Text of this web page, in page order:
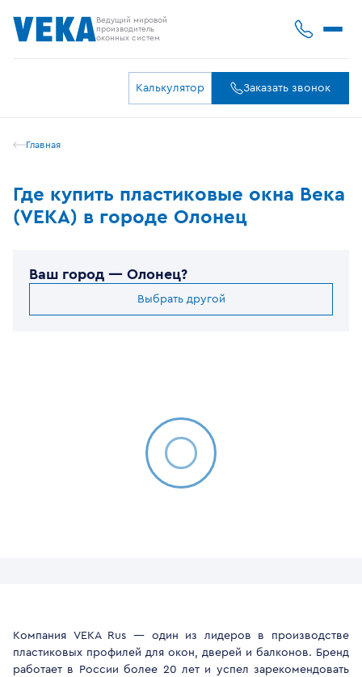
Ведущий мировой
производитель
оконных систем
Калькулятор Заказать звонок
Главная
Где купить пластиковые окна Века
(VEKA) в городе Олонец
Ваш город — Олонец?
Выбрать другой
Компания VEKA Rus — один из лидеров в производстве
пластиковых профилей для окон, дверей и балконов. Бренд
работает в России более 20 лет и успел зарекомендовать